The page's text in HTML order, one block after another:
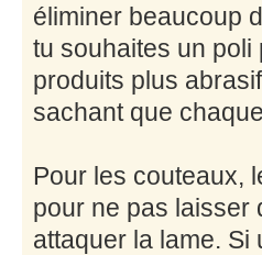
éliminer beaucoup
tu souhaites un
produits plus
sachant que
Pour les couteaux,
pour ne pas laisser
attaquer la lame.